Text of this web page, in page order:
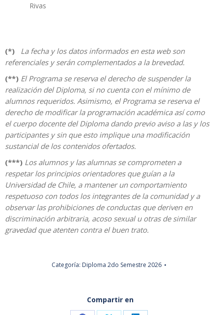
Rivas
(*)
La fecha y los datos informados en esta web son
referenciales y serán complementados a la brevedad.
(**) El Programa se reserva el derecho de suspender la
realización del Diploma, si no cuenta con el mínimo de
alumnos requeridos. Asimismo, el Programa se reserva el
derecho de modificar la programación académica así como
el cuerpo docente del Diploma dando previo aviso a las y los
participantes y sin que esto implique una modificación
sustancial de los contenidos ofertados.
(***) Los alumnos y las alumnas se comprometen a
respetar los principios orientadores que guían a la
Universidad de Chile, a mantener un comportamiento
respetuoso con todos los integrantes de la comunidad y a
observar las prohibiciones de conductas que deriven en
discriminación arbitraria, acoso sexual u otras de similar
gravedad que atenten contra el buen trato.
Categoría: Diploma 2do Semestre 2026
Compartir en